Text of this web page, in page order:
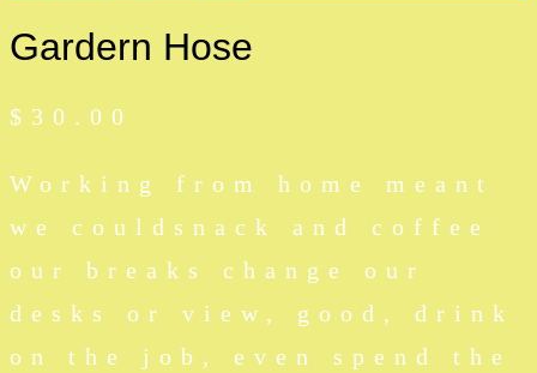
Gardern Hose
$ 30.00
Working from home meant
we couldsnack and coffee
our breaks change our
desks or view, good, drink
on the job, even spend the